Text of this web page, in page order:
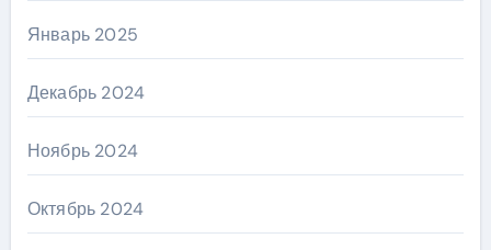
Январь 2025
Декабрь 2024
Ноябрь 2024
Октябрь 2024